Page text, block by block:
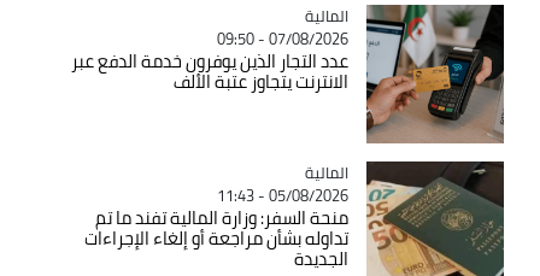
Catégorie
المالية
07/08/2026 - 09:50
عدد التجار الذين يوفرون خدمة الدفع عبر
الانترنت يتجاوز عتبة الألف
Catégorie
المالية
05/08/2026 - 11:43
منحة السفر: وزارة المالية تفند ما تم
تداوله بشأن مراجعة أو إلغاء الإجراءات
الجديدة